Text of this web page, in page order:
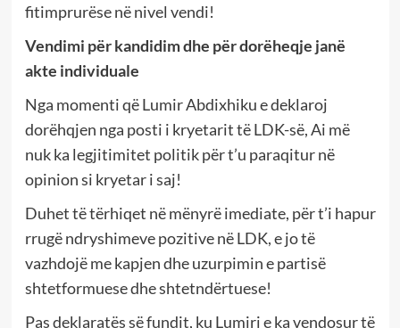
fitimprurëse në nivel vendi!
Vendimi për kandidim dhe për dorëheqje janë
akte individuale
Nga momenti që Lumir Abdixhiku e deklaroj
dorëhqjen nga posti i kryetarit të LDK-së, Ai më
nuk ka legjitimitet politik për t’u paraqitur në
opinion si kryetar i saj!
Duhet të tërhiqet në mënyrë imediate, për t’i hapur
rrugë ndryshimeve pozitive në LDK, e jo të
vazhdojë me kapjen dhe uzurpimin e partisë
shtetformuese dhe shtetndërtuese!
Pas deklaratës së fundit, ku Lumiri e ka vendosur të